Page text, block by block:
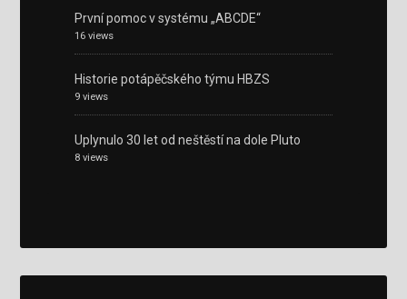
První pomoc v systému „ABCDE“
16 views
Historie potápěčského týmu HBZS
9 views
Uplynulo 30 let od neštěstí na dole Pluto
8 views